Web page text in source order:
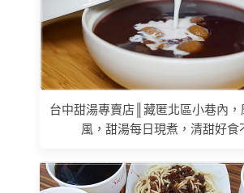
台中甜湯專賣店║藏匿北區小巷內，
風，甜湯每日現煮，清甜好食